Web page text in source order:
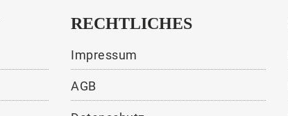
RECHTLICHES
Impressum
AGB